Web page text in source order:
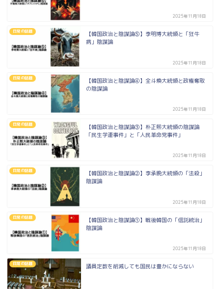
2025年11月18日
日常の話題
【韓国政治と陰謀論⑤】李明博大統領と「狂牛
病」陰謀論
2025年11月18日
日常の話題
【韓国政治と陰謀論④】全斗煥大統領と政権奪取
の陰謀論
2025年11月18日
日常の話題
【韓国政治と陰謀論③】朴正煕大統領の陰謀論
「民生学連事件」と「人民革命党事件」
2025年11月18日
日常の話題
【韓国政治と陰謀論②】李承晩大統領の「法殺」
陰謀論
2025年11月18日
日常の話題
【韓国政治と陰謀論①】戦後韓国の「信託統治」
陰謀論
2025年11月18日
日常の話題 議員定数を削減しても国民は豊かにならない